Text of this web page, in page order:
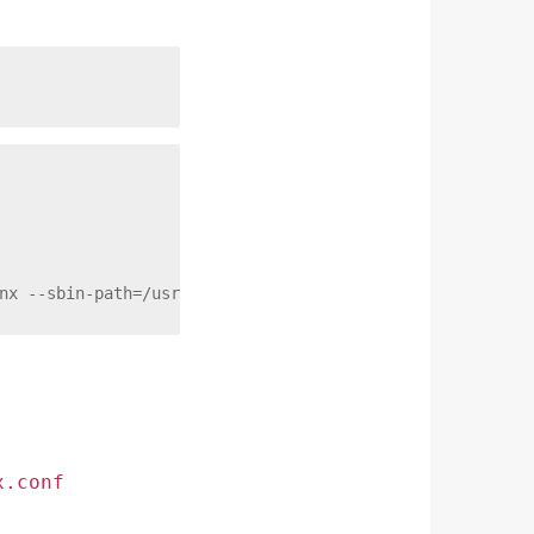
--sbin-path=/usr/sbin/nginx --modules-path=/